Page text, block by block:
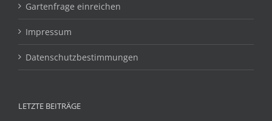
Gartenfrage einreichen
Impressum
Datenschutzbestimmungen
LETZTE BEITRÄGE